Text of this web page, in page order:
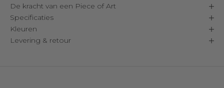
De kracht van een Piece of Art
Specificaties
Kleuren
Levering & retour